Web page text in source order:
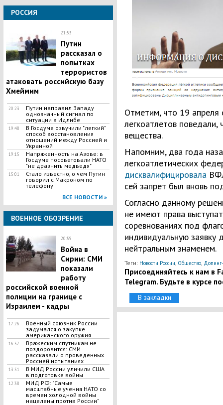
РОССИЯ
21:53
Путин
рассказал о
попытках
террористов
атаковать российскую базу
Хмеймим
20:23
Путин направил Западу
однозначный сигнал по
ситуации в Идлибе
19:48
В Госдуме озвучили "легкий"
способ восстановления
отношений между Россией и
Украиной
19:15
Напряженность на Азове: в
Госдуме посоветовали НАТО
"не дразнить медведя"
15:01
Стало известно, о чем Путин
говорил с Макроном по
телефону
ВСЕ НОВОСТИ »
ВОЕННОЕ ОБОЗРЕНИЕ
20:59
Война в
Сирии: СМИ
показали
работу
российской военной
полиции на границе с
Израилем - кадры
17:26
Военный союзник России
задумался о закупке
американского оружия
16:57
Вражеским спутникам не
поздоровится: СМИ
рассказали о проведенных
Россией испытаниях
13:51
В МИД России уличили США
в подготовке войны
12:38
МИД РФ: "Самые
масштабные учения НАТО со
времен холодной войны
нацелены против России"
Отметим, что 19 апреля
легкоатлетов
вещества.
Напомним, два года
легкоатлетических
дисквалифицировала
сей запрет был вновь
Согласно данному
не имеют права
соревнованиях под
индивидуальную заявку
нейтральным знаменем.
Теги: Новости России, Общество,
Присоединяйтесь к нам в
Telegram. Будьте в курсе
В закладки